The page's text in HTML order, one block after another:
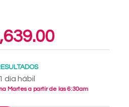
1 día hábil
Martes a partir de las 6:30am